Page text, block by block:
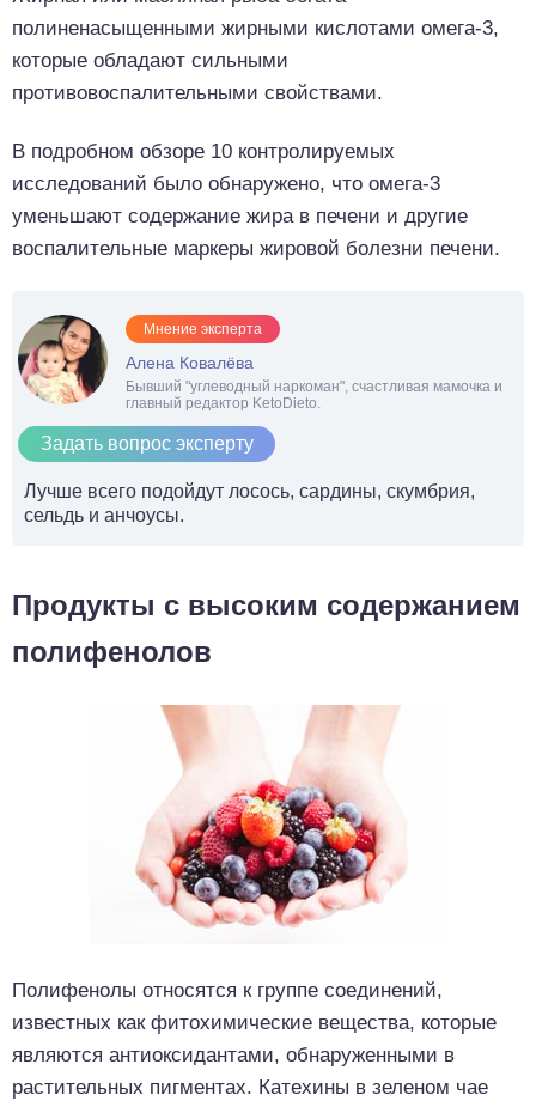
полиненасыщенными жирными кислотами омега-3,
которые обладают сильными
противовоспалительными свойствами.
В подробном обзоре 10 контролируемых
исследований было обнаружено, что омега-3
уменьшают содержание жира в печени и другие
воспалительные маркеры жировой болезни печени.
Мнение эксперта
Алена Ковалёва
Бывший "углеводный наркоман", счастливая мамочка и
главный редактор KetoDieto.
Задать вопрос эксперту
Лучше всего подойдут лосось, сардины, скумбрия,
сельдь и анчоусы.
Продукты с высоким содержанием
полифенолов
Полифенолы относятся к группе соединений,
известных как фитохимические вещества, которые
являются антиоксидантами, обнаруженными в
растительных пигментах. Катехины в зеленом чае